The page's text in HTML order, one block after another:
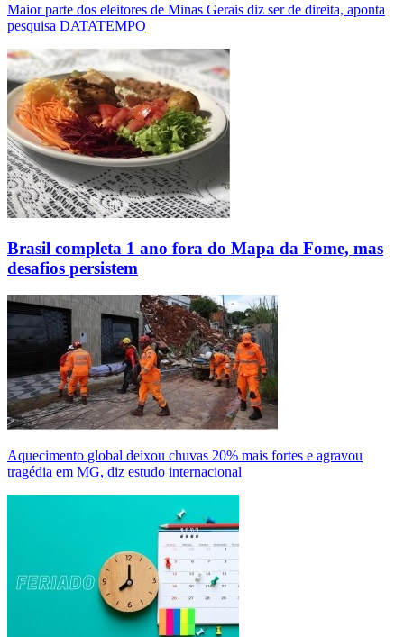
Maior parte dos eleitores de Minas Gerais diz ser de direita, aponta
pesquisa DATATEMPO
Brasil completa 1 ano fora do Mapa da Fome, mas
desafios persistem
Aquecimento global deixou chuvas 20% mais fortes e agravou
tragédia em MG, diz estudo internacional